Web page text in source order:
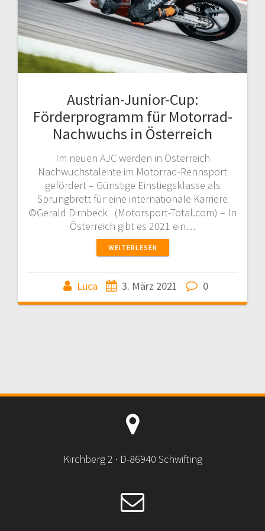
Austrian-Junior-Cup:
Förderprogramm für Motorrad-
Nachwuchs in Österreich
Im neuen AJC werden in Österreich
Nachwuchstalente im Motorrad-Rennsport
gefördert – Günstige Einstiegsklasse als
Sprungbrett für eine internationale Karriere
©Gerald Dirnbeck (Motorsport-Total.com) – In
Österreich gibt es 2021 ein…
WEITERLESEN
Luca 3. März 2021 0
Kirchberg 2 · D-86940 Schwifting